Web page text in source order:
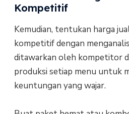
Kompetitif
Kemudian, tentukan harga
kompetitif dengan
ditawarkan oleh kompetitor
produksi setiap menu untuk
keuntungan yang wajar.